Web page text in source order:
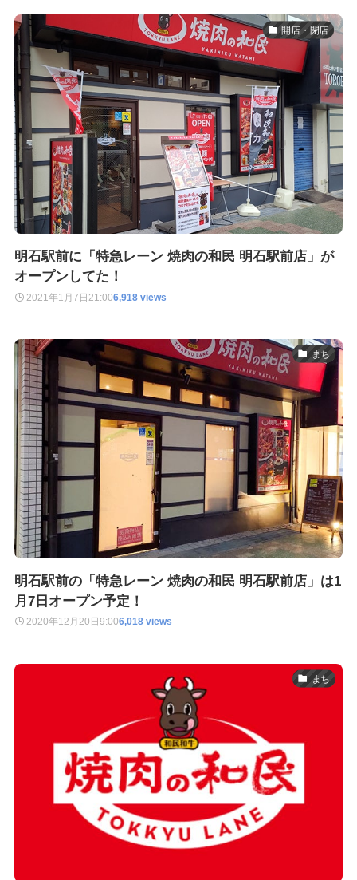
開店・閉店
明石駅前に「特急レーン 焼肉の和民 明石駅前店」が
オープンしてた！
2021年1月7日 21:006,918 views
まち
明石駅前の「特急レーン 焼肉の和民 明石駅前店」は1
月7日オープン予定！
2020年12月20日 9:006,018 views
まち